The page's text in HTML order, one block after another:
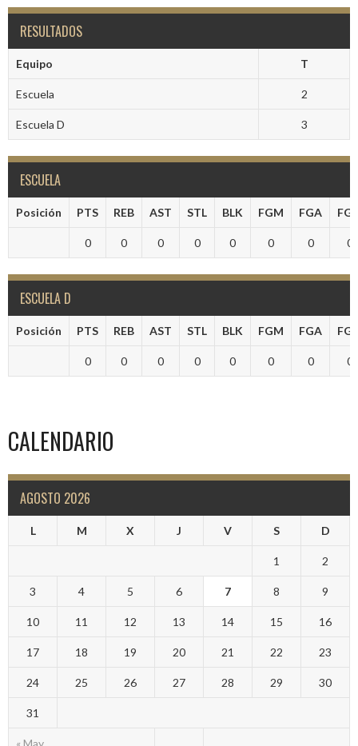
RESULTADOS
Equipo T
Escuela 2
Escuela D 3
ESCUELA
Posición PTS REB AST STL BLK FGM FGA
0 0 0 0 0 0 0 0
ESCUELA D
Posición PTS REB AST STL BLK FGM FGA
0 0 0 0 0 0 0 0
CALENDARIO
AGOSTO 2026
L M X J V S D
« May
1 2
3 4 5 6 7 8 9
10 11 12 13 14 15 16
17 18 19 20 21 22 23
24 25 26 27 28 29 30
31